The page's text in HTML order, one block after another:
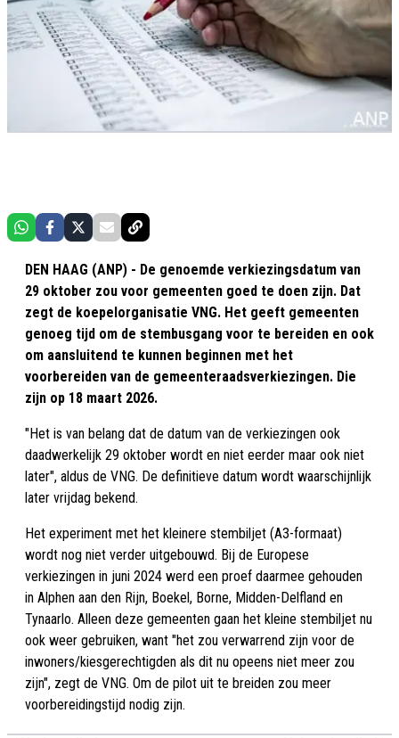
DEN HAAG (ANP) - De genoemde verkiezingsdatum van
29 oktober zou voor gemeenten goed te doen zijn. Dat
zegt de koepelorganisatie VNG. Het geeft gemeenten
genoeg tijd om de stembusgang voor te bereiden en ook
om aansluitend te kunnen beginnen met het
voorbereiden van de gemeenteraadsverkiezingen. Die
zijn op 18 maart 2026.
"Het is van belang dat de datum van de verkiezingen ook
daadwerkelijk 29 oktober wordt en niet eerder maar ook niet
later", aldus de VNG. De definitieve datum wordt waarschijnlijk
later vrijdag bekend.
Het experiment met het kleinere stembiljet (A3-formaat)
wordt nog niet verder uitgebouwd. Bij de Europese
verkiezingen in juni 2024 werd een proef daarmee gehouden
in Alphen aan den Rijn, Boekel, Borne, Midden-Delfland en
Tynaarlo. Alleen deze gemeenten gaan het kleine stembiljet nu
ook weer gebruiken, want "het zou verwarrend zijn voor de
inwoners/kiesgerechtigden als dit nu opeens niet meer zou
zijn", zegt de VNG. Om de pilot uit te breiden zou meer
voorbereidingstijd nodig zijn.